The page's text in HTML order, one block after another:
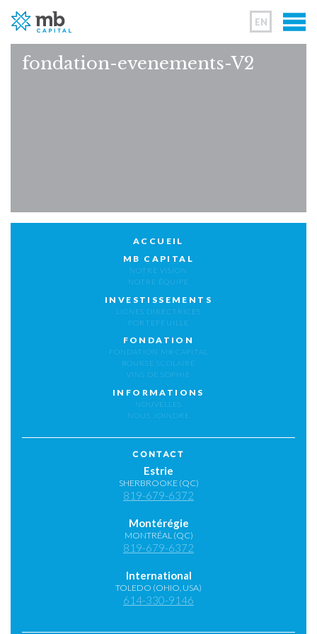
EN
fondation-evenements-V2
ACCUEIL
MB CAPITAL
NOTRE VISION
NOTRE ÉQUIPE
INVESTISSEMENTS
LIGNES DIRECTRICES
PORTEFEUILLE
FONDATION
FONDATION MB CAPITAL
BOURSE SCOLAIRE
VINS DE SOPHIE
INFORMATIONS
NOUVELLES
NOUS JOINDRE
CONTACT
Estrie
SHERBROOKE (QC)
819-679-6372
Montérégie
MONTRÉAL (QC)
819-679-6372
International
TOLEDO (OHIO, USA)
614-330-9146